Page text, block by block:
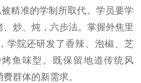
被精准的学制所取代。学员要学
炒、炖，六步法。掌握外焦里
学院还研发了香辣、泡椒、芝
鱼味型。既保留地道传统风
群体的新需求。